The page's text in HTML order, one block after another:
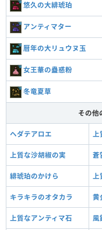
悠久の大緋琥珀
アンティマター
暦年の大リュウヌ玉
女王華の蠱惑粉
冬竜夏草
その他
ヘダテアロエ 上
上質な沙胡椒の実 蒼
緋琥珀のかけら 上
キラキラのオタカラ 黄
上質なアンティマ石 風